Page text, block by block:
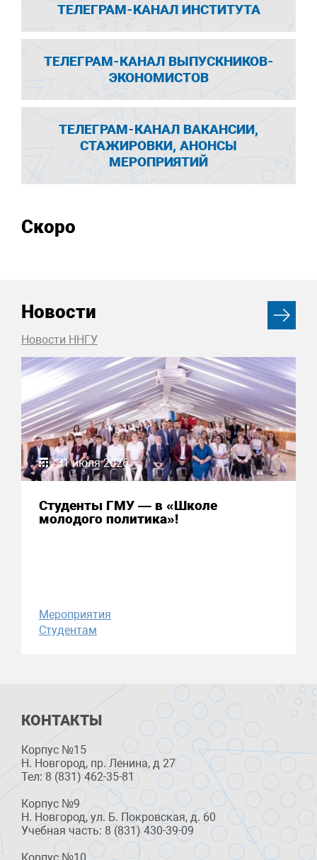
ТЕЛЕГРАМ-КАНАЛ ИНСТИТУТА
ТЕЛЕГРАМ-КАНАЛ ВЫПУСКНИКОВ-
ЭКОНОМИСТОВ
ТЕЛЕГРАМ-КАНАЛ ВАКАНСИИ,
СТАЖИРОВКИ, АНОНСЫ
МЕРОПРИЯТИЙ
Скоро
Новости
Новости ННГУ
31 июля 2026
Студенты ГМУ — в «Школе
молодого политика»!
Мероприятия
Студентам
КОНТАКТЫ
Корпус №15
Н. Новгород, пр. Ленина, д 27
Тел: 8 (831) 462-35-81
Корпус №9
Н. Новгород, ул. Б. Покровская, д. 60
Учебная часть: 8 (831) 430-39-09